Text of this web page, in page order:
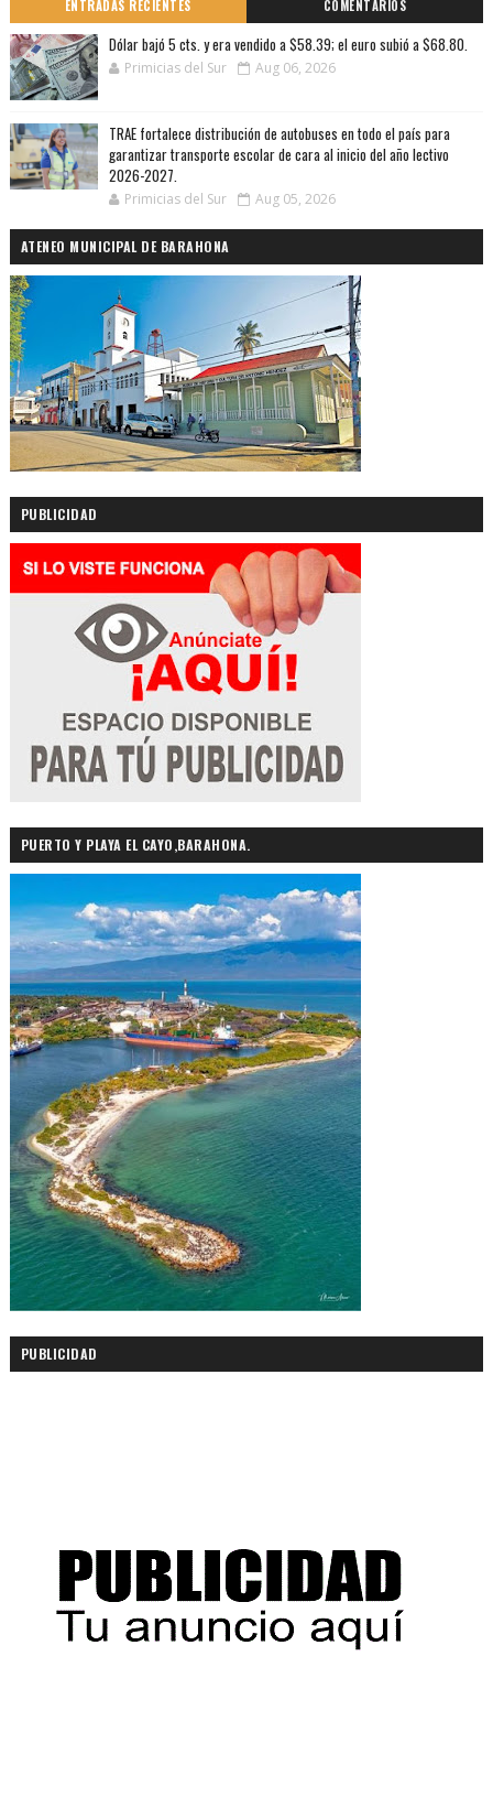
ENTRADAS RECIENTES COMENTARIOS
Dólar bajó 5 cts. y era vendido a $58.39; el euro subió a $68.80.
Primicias del Sur Aug 06, 2026
TRAE fortalece distribución de autobuses en todo el país para
garantizar transporte escolar de cara al inicio del año lectivo
2026-2027.
Primicias del Sur Aug 05, 2026
ATENEO MUNICIPAL DE BARAHONA
PUBLICIDAD
PUERTO Y PLAYA EL CAYO,BARAHONA.
PUBLICIDAD